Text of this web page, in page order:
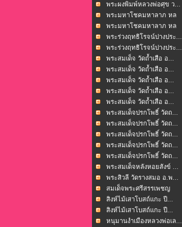
พระผงพิมพ์หลวงพ่อศุข ว...
พระมหาโชคมหาลาภ หล
วงพ่...พระมหาโชคมหาลาภ หล
วงพ่...พระร่วงฤทธิโรจน์ปางประ...
พระร่วงฤทธิโรจน์ปางประ...
พระสมเด็จ วัดถ้ำเสือ อ...
พระสมเด็จ วัดถ้ำเสือ อ...
พระสมเด็จ วัดถ้ำเสือ อ...
พระสมเด็จ วัดถ้ำเสือ อ...
พระสมเด็จ วัดถ้ำเสือ อ...
พระสมเด็จปรกโพธิ์ วัดถ...
พระสมเด็จปรกโพธิ์ วัดถ...
พระสมเด็จปรกโพธิ์ วัดถ...
พระสมเด็จปรกโพธิ์ วัดถ...
พระสมเด็จปรกโพธิ์ วัดถ...
พระสมเด็จหลังหอยสังข์ ...
พระสิวลี วัดรางสมอ อ.พ...
สมเด็จพระศรีสรรเพชญ
หล... สิงห์ไม้เสาโบสถ์แกะ ปี...
สิงห์ไม้เสาโบสถ์แกะ ปี...
หนุมานงำเมืองหลวงพ่อเล...